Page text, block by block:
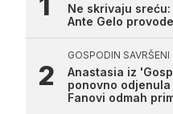
Ne skrivaju
Ante Gelo
GOSPODIN SAVRŠENI
Anastasia iz
ponovno
Fanovi odmah